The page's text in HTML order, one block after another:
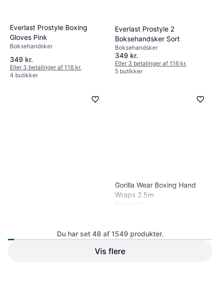
Everlast Prostyle Boxing
Gloves Pink
Boksehandsker
349 kr.
Eller 3 betalinger af 116 kr.
4 butikker
Everlast Prostyle 2
Boksehandsker Sort
Boksehandsker
349 kr.
Eller 3 betalinger af 116 kr.
5 butikker
Gorilla Wear Boxing Hand
Wraps 2.5m
Boksebind
Du har set 48 af 1549 produkter.
Vis flere